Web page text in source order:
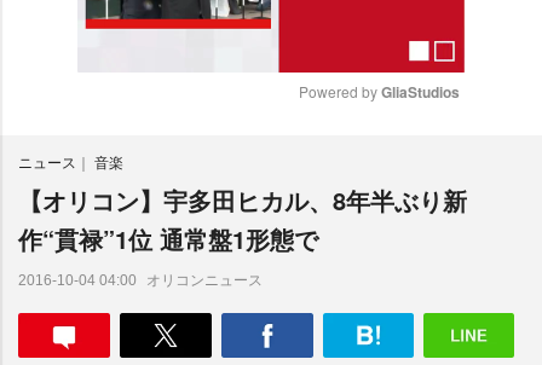
t
e
Powered by GliaStudios
ニュース 音楽
【オリコン】宇多田ヒカル、8年半ぶり新
作“貫禄”1位 通常盤1形態で
2016-10-04 04:00 オリコンニュース